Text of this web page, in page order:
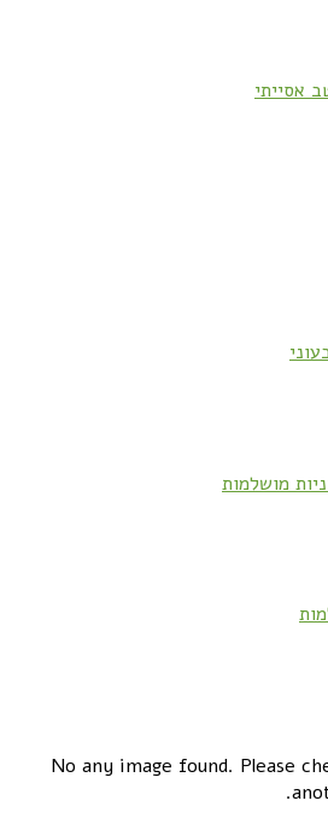
אסייתי
מושלמות
No any image found. Please